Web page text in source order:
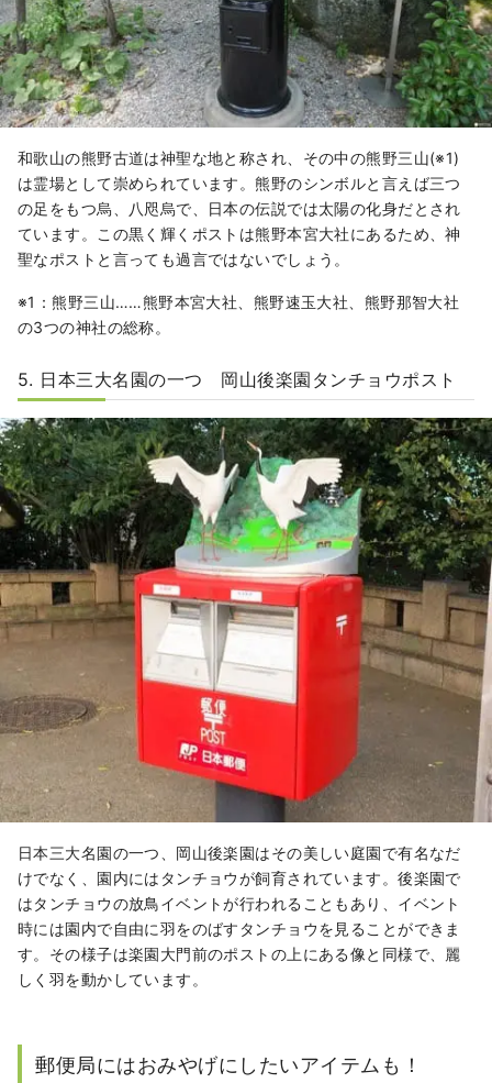
和歌山の熊野古道は神聖な地と称され、その中の熊野三山(※1)
は霊場として崇められています。熊野のシンボルと言えば三つ
の足をもつ烏、八咫烏で、日本の伝説では太陽の化身だとされ
ています。この黒く輝くポストは熊野本宮大社にあるため、神
聖なポストと言っても過言ではないでしょう。
※1：熊野三山……熊野本宮大社、熊野速玉大社、熊野那智大社
の3つの神社の総称。
5. 日本三大名園の一つ 岡山後楽園タンチョウポスト
日本三大名園の一つ、岡山後楽園はその美しい庭園で有名なだ
けでなく、園内にはタンチョウが飼育されています。後楽園で
はタンチョウの放鳥イベントが行われることもあり、イベント
時には園内で自由に羽をのばすタンチョウを見ることができま
す。その様子は楽園大門前のポストの上にある像と同様で、麗
しく羽を動かしています。
郵便局にはおみやげにしたいアイテムも！